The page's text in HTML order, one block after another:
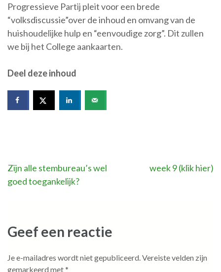
Progressieve Partij pleit voor een brede
“volksdiscussie”over de inhoud en omvang van de
huishoudelijke hulp en “eenvoudige zorg”. Dit zullen
we bij het College aankaarten.
Deel deze inhoud
Bericht
navigatie
Zijn alle stembureau’s wel
goed toegankelijk?
week 9 (klik hier)
Geef een reactie
Je e-mailadres wordt niet gepubliceerd.Vereiste velden zijn
gemarkeerd met*